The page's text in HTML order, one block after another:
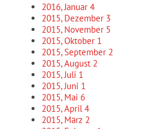
2016, Januar 4
2015, Dezember 3
2015, November 5
2015, Oktober 1
2015, September 2
2015, August 2
2015, Juli 1
2015, Juni 1
2015, Mai 6
2015, April4
2015, März 2